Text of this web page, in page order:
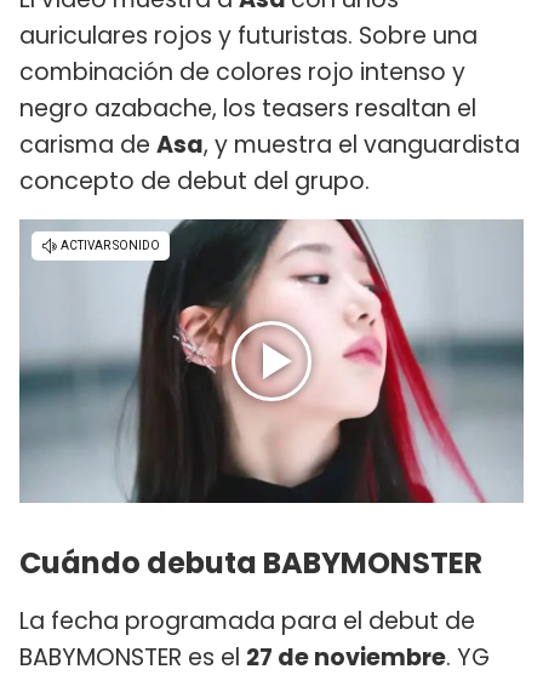
auriculares rojos y futuristas. Sobre una
combinación de colores rojo intenso y
negro azabache, los teasers resaltan el
carisma de Asa, y muestra el vanguardista
concepto de debut del grupo.
Cuándo debuta BABYMONSTER
La fecha programada para el debut de
BABYMONSTER es el 27 de noviembre. YG